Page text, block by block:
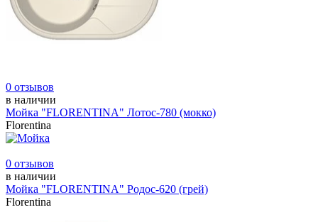
0 отзывов
в наличии
Мойка "FLORENTINA" Лотос-780 (мокко)
Florentina
0 отзывов
в наличии
Мойка "FLORENTINA" Родос-620 (грей)
Florentina